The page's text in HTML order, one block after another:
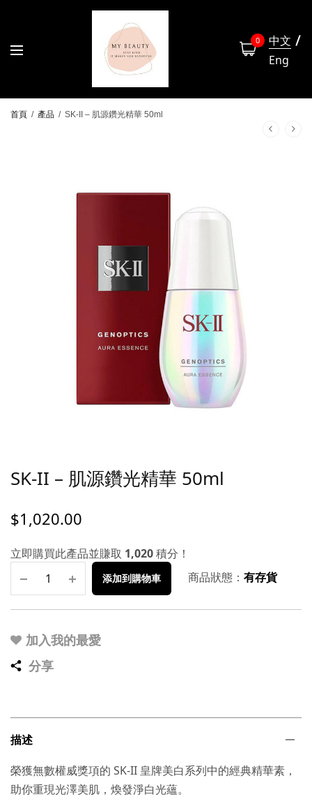
0
中文
Eng
首頁 / 產品 / SK-II – 肌源鑽光精華 50ml
SK-II – 肌源鑽光精華 50ml
$1,020.00
立即購買此產品並賺取 1,020積分！
添加到購物車 商品狀態： 有存貨
加入我的最愛
分享
描述
榮獲無數權威獎項的 SK-II 皇牌美白系列中的經典精華素，
助你重現光澤美肌，煥發淨白光蘊。